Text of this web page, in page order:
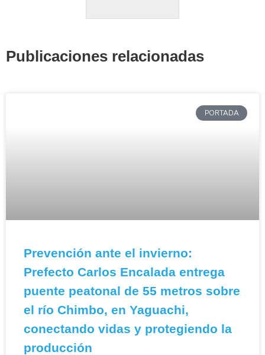
Publicaciones relacionadas
PORTADA
Prevención ante el invierno:
Prefecto Carlos Encalada entrega
puente peatonal de 55 metros sobre
el río Chimbo, en Yaguachi,
conectando vidas y protegiendo la
producción